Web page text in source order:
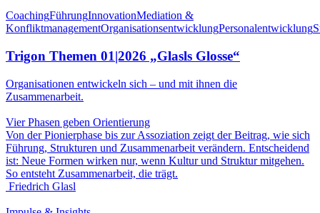
CoachingFührungInnovationMediation &
KonfliktmanagementOrganisationsentwicklungPersonalentwicklung
Trigon Themen 01|2026 „Glasls Glosse“
Organisationen entwickeln sich – und mit ihnen die
Zusammenarbeit.
Vier Phasen geben Orientierung
Von der Pionierphase bis zur Assoziation zeigt der Beitrag, wie sich
Führung, Strukturen und Zusammenarbeit verändern. Entscheidend
ist: Neue Formen wirken nur, wenn Kultur und Struktur mitgehen.
So entsteht Zusammenarbeit, die trägt.
Friedrich Glasl